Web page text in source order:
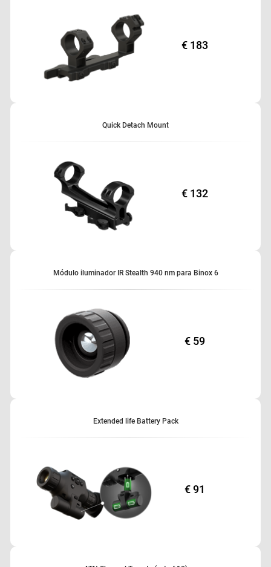
€ 183
Quick Detach Mount
€ 132
Módulo iluminador IR Stealth 940 nm para Binox 6
€ 59
Extended life Battery Pack
€ 91